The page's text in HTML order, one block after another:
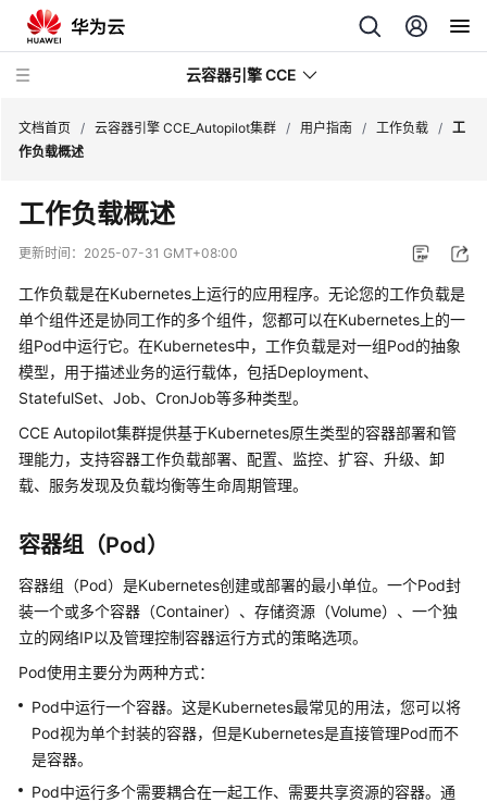
云容器引擎 CCE
最
动
态
服
务
公
产
介
计
费
说
快
速
入
文档首页 / 云容器引擎 CCE_Autopilot集群 / 用户指南 / 工作负载 / 工
作负载概述
工作负载概述
更新时间： 2025-07-31 GMT+08:00
工作负载是在Kubernetes上运行的应用程序。无论您的工作负载是
单个组件还是协同工作的多个组件，您都可以在Kubernetes上的一
组Pod中运行它。在Kubernetes中，工作负载是对一组Pod的抽象
模型，用于描述业务的运行载体，包括Deployment、
StatefulSet、 Job、 CronJob等多种类型。
CCE Autopilot集群提供基于Kubernetes原生类型的容器部署和管
理能力，支持容器工作负载部署、配置、监控、扩容、升级、卸
载、服务发现及负载均衡等生命周期管理。
容器组（Pod）
容器组（Pod）是Kubernetes创建或部署的最小单位。一个Pod封
装一个或多个容器（Container）、存储资源（Volume）、一个独
立的网络IP以及管理控制容器运行方式的策略选项。
Pod使用主要分为两种方式：
Pod中运行一个容器。这是Kubernetes最常见的用法，您可以将
Pod视为单个封装的容器，但是Kubernetes是直接管理Pod而不
是容器。
Pod中运行多个需要耦合在一起工作、需要共享资源的容器。通